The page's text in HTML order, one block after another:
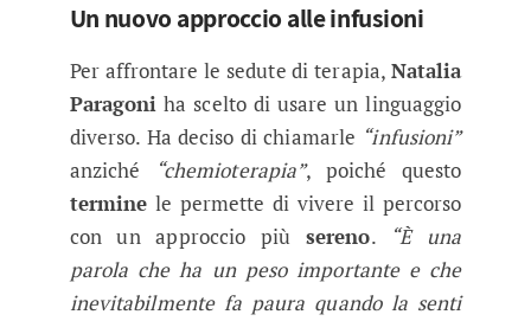
Un nuovo approccio alle infusioni
Per affrontare le sedute di terapia, Natalia
Paragoni ha scelto di usare un linguaggio
diverso. Ha deciso di chiamarle “infusioni”
anziché
“chemioterapia”, poiché questo
termine le permette di vivere il percorso
con un approccio più sereno.
“È una
parola che ha un peso importante e che
inevitabilmente fa paura quando la senti